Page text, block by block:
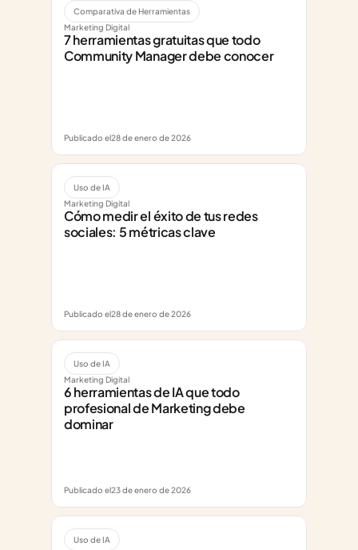
Comparativa de Herramientas
Marketing Digital
7 herramientas gratuitas que todo
Community Manager debe conocer
Publicado el28 de enero de 2026
Uso de IA
Marketing Digital
Cómo medir el éxito de tus redes
sociales: 5 métricas clave
Publicado el28 de enero de 2026
Uso de IA
Marketing Digital
6 herramientas de IA que todo
profesional de Marketing debe
dominar
Publicado el23 de enero de 2026
Uso de IA